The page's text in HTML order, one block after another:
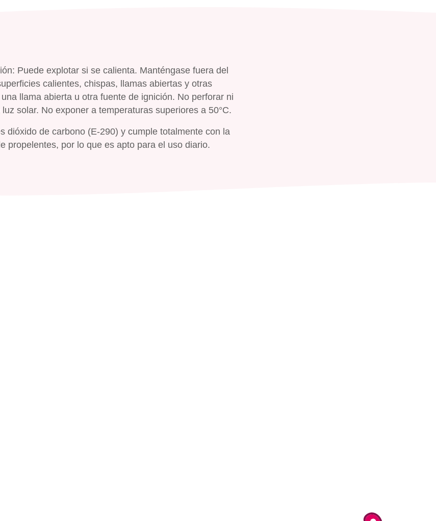
Puede explotar si se calienta. Manténgase fuera del
calientes, chispas, llamas abiertas y otras
llama abierta u otra fuente de ignición. No perforar ni
solar. No exponer a temperaturas superiores a 50°C.
dióxido de carbono (E-290) y cumple totalmente con la
propelentes, por lo que es apto para el uso diario.